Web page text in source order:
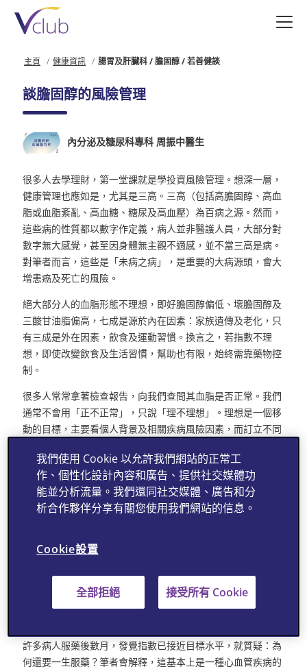
主頁 健康資訊 腸胃及肝臟科 / 膽固醇 / 若善健談
談膽固醇的風險管理
內分泌及糖尿科專科 周振中醫生
很多人去學理財，第一堂課就是學投資風險管理。想深一層，
健康管理也應如是，尤其是三高。三高（包括高膽固醇、高血
脂或血脂紊亂、高血糖、糖尿及高血壓）為百病之源。然而，
這些病的性質都以數字作定義，病人並非醫護人員，大部分對
數字無大感覺，甚至因身體無主觀不適感，並不當三高是病。
對筆者而言，這些是「未病之病」，是重要的大病源頭，會大
增患癌及死亡的風險。
絕大部分人的血脂形態不理想，即好膽固醇偏低、壞膽固醇及
三酸甘油脂偏高，七成是源於內在因素：家族遺傳及老化，只
有三成是外在因素，飲食及運動習慣。換言之，若指數不理
想，即使改變飲食及生活習慣，幫助也有限，始終需靠藥物控
制。
很多人常常拿著檢查報告，向我們查問其血脂是否正常。我們
通常不會用「正不正常」，只說「理不理想」。理想是一個移
動的目標，主要看個人背景及相關疾病風險因素，而訂立不同
者，壞膽固醇的目標水平應維持在1.4mmol/L以下，高風險族
群的壞膽固醇目標水平為1.8mmol/L以下，而中風險及低風險
的壞膽固醇目標水平，分別為2.6mmol/L及3mmol/L以下。
六成，需終生服用。人們普遍對他汀都存有很多誤解，最常見
副作用，即使到醫院看病後獲處方他汀，也不願服用。事實
許多病人服藥後數月，發覺指數已接近目標水平，就質疑：為
何還要一生服藥？筆者會解釋，這基本上是一種心血管疾病的
我們使用 Cookie 以允許我們網站的正常工
作、個性化設計內容和廣告、提供社交媒體功
能並分析流量。我們還同社交媒體、廣告和分
析合作夥伴分享有關您使用我們網站的信息。
Cookie設置
全部拒絕 接受所有 Cookie